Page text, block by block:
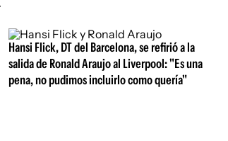
Hansi Flick, DT del Barcelona, se refirió a la
salida de Ronald Araujo al Liverpool: "Es una
pena, no pudimos incluirlo como quería"